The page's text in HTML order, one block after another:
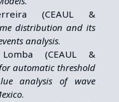
(CEAUL &
distribution and its
analysis.
(CEAUL &
automatic threshold
analysis of wave
.